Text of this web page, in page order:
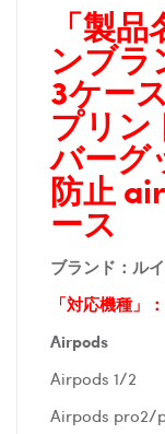
「製品
ンブ
3ケー
プリン
バーグ
防止
ース
ブランド：ル
「対応機種」：
Airpods
Airpods 1/2
Airpods pro2/